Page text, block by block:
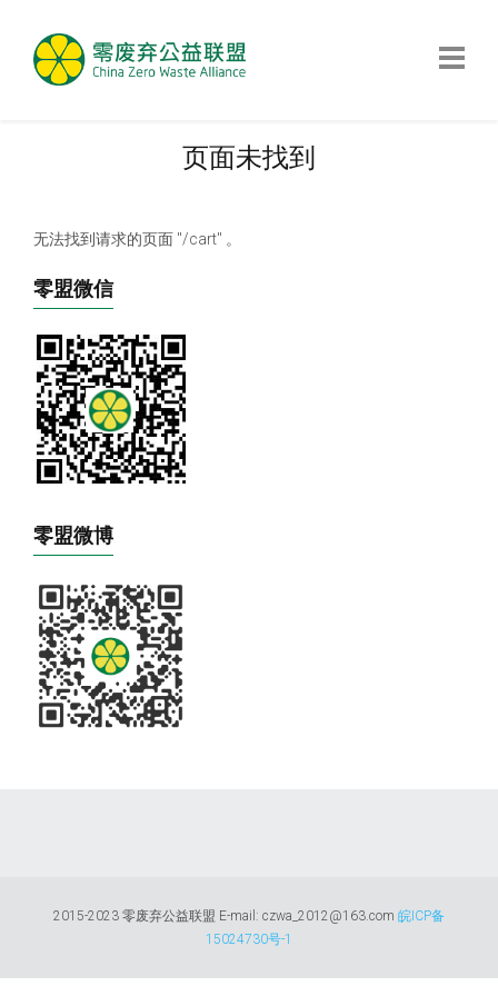
页面未找到
无法找到请求的页面 "/cart" 。
零盟微信
零盟微博
2015-2023 零废弃公益联盟 E-mail: czwa_2012@163.com 皖ICP备
15024730号-1